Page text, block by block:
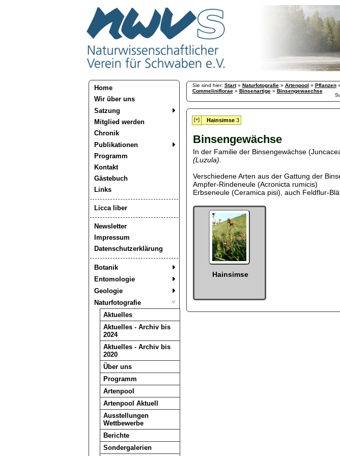
Home
Wir über uns
Satzung
Mitglied werden
Chronik
Publikationen
Programm
Kontakt
Gästebuch
Links
Licca liber
Newsletter
Impressum
Datenschutzerklärung
Botanik
Entomologie
Geologie
Naturfotografie
Aktuelles
Aktuelles - Archiv bis
2024
Aktuelles - Archiv bis
2020
Über uns
Programm
Artenpool
Artenpool Aktuell
Ausstellungen
Wettbewerbe
Berichte
Sondergalerien
Sie sind hier: Start» Naturfotografie» Artenpool » Pflanzen»
Commeliniflorae» Binsenartige» Binsengewaechse
[+] Hainsimse 3
Binsengewächse
In der Familie der Binsengewächse
(Luzula)
Verschiedene Arten aus der Gattung der
Ampfer-Rindeneule (Acronicta rumicis)
Erbseneule (Ceramica pisi), auch Feldflur-
Hainsimse